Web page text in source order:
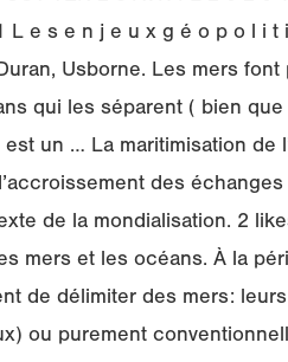
L e s e n j e u x g é o p o l i
Usborne. Les mers
qui les séparent ( bien
un … La maritimisation de
des
de la mondialisation. 2
mers et les océans. À la
de délimiter des mers:
ou purement